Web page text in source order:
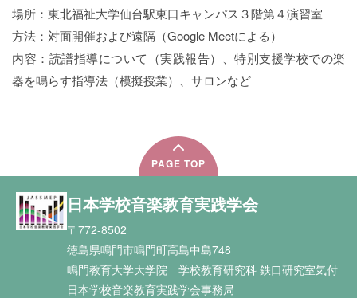
場所：東北福祉大学仙台駅東口キャンパス３階第４演習室
方法：対面開催および遠隔（Google Meetによる）
内容：読譜指導について（実践報告）、特別支援学校での楽
器を鳴らす指導法（模擬授業）、サロンなど
PAGE TOP
日本学校音楽教育実践学会
〒772-8502
徳島県鳴門市鳴門町高島中島748
鳴門教育大学大学院 学校教育研究科 鉄口研究室気付
日本学校音楽教育実践学会事務局